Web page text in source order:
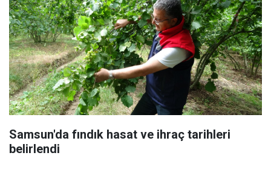
Samsun'da fındık hasat ve ihraç tarihleri
belirlendi